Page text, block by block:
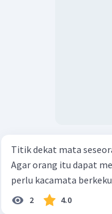
Titik dekat mata
Agar orang itu dapat
perlu kacamata
2 4.0